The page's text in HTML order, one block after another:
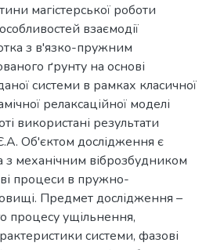
магістерської роботи
взаємодії
з в'язко-пружним
ґрунту на основі
системи в рамках класичної
релаксаційної моделі
використані результати
Об'єктом дослідження є
з механічним віброзбудником
процеси в пружно-
Предмет дослідження –
процесу ущільнення,
системи, фазові